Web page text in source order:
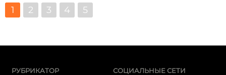
1 2 3 4 5
РУБРИКАТОР
СОЦИАЛЬНЫЕ СЕТИ